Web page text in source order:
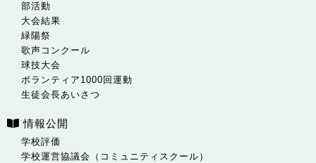
部活動
大会結果
緑陽祭
歌声コンクール
球技大会
ボランティア1000回運動
生徒会長あいさつ
情報公開
学校評価
学校運営協議会（コミュニティスクール）